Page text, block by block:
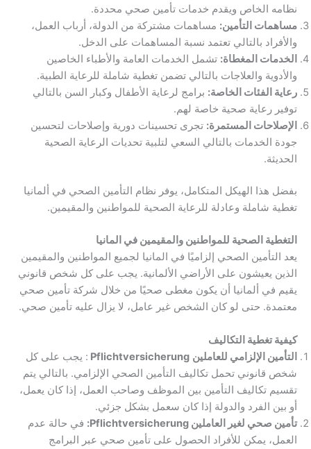
نظامه الخاص ويقدم خدمات تأمين صحي محددة.
مساهمات التأمين: مساهمات مشتركة من الدولة، أرباب العمل،
والأفراد بالتالي تعتمد نسبة المساهمات على الدخل.
الخدمات المغطاة: تشمل الخدمات العامة والأطباء الخاصين
والأدوية والعلاجات بالتالي تضمن تغطية شاملة للرعاية الطبية.
رعاية الفئات الخاصة: برامج لرعاية الأطفال وكبار السن بالتالي
توفير رعاية صحية خاصة لهم.
الإصلاحات المستمرة: تجرى تحسينات دورية وإصلاحات لتحسين
جودة الخدمات بالتالي السعي لتلبية تحديات الرعاية الصحية
الحديثة.
بفضل هذا الهيكل المتكامل، يوفر نظام التأمين الصحي في ألمانيا
تغطية شاملة وعادلة للرعاية الصحية للمواطنين والمقيمين.
التغطية الصحية للمواطنين والمقيمين في المانيا
يعد التأمين الصحي إلزاميًا في المانيا لجميع المواطنين والمقيمين
الذين يعيشون على الأراضي الألمانية. يجب على كل شخص قانوني
يقيم في ألمانيا أن يكون مغطى صحيًا من خلال شركة تأمين صحي
معتمدة. حتى لو كان الشخص غير عامل، لا يزال عليه تأمين صحي.
كيفية تغطية التكاليف
التأمين الإلزامي للعاملين Pflichtversicherung : يجب على كل
شخص قانوني تحمل تكاليف التأمين الصحي الإلزامي. بالتالي يتم
تقسيم تكاليف التأمين بين الموظف وصاحب العمل، إذا كان يعمل،
أو بين الفرد والدولة إذا كان سعمل بشكل جزئي.
تأمين صحي لغير العاملين Pflichtversicherung:
في حالة عدم
العمل، يمكن للأفراد الحصول على تأمين صحي عبر البرامج